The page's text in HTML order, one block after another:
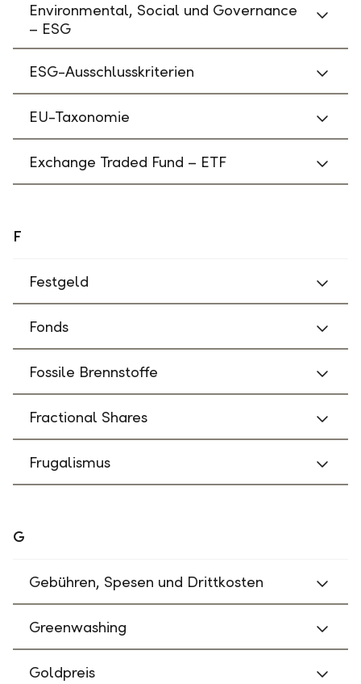
Environmental, Social und Governance
– ESG
ESG-Ausschlusskriterien
EU-Taxonomie
Exchange Traded Fund – ETF
F
Festgeld
Fonds
Fossile Brennstoffe
Fractional Shares
Frugalismus
G
Gebühren, Spesen und Drittkosten
Greenwashing
Goldpreis